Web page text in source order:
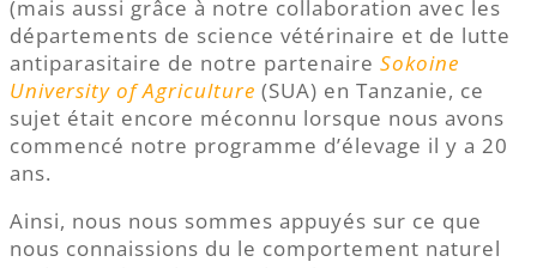
(mais aussi grâce à notre collaboration avec les
départements de science vétérinaire et de lutte
antiparasitaire de notre partenaire Sokoine
University of Agriculture (SUA) en Tanzanie, ce
sujet était encore méconnu lorsque nous avons
commencé notre programme d’élevage il y a 20
ans.
Ainsi, nous nous sommes appuyés sur ce que
nous connaissions du le comportement naturel